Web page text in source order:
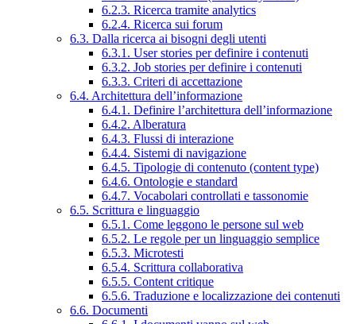
6.2.3. Ricerca tramite analytics
6.2.4. Ricerca sui forum
6.3. Dalla ricerca ai bisogni degli utenti
6.3.1. User stories per definire i contenuti
6.3.2. Job stories per definire i contenuti
6.3.3. Criteri di accettazione
6.4. Architettura dell’informazione
6.4.1. Definire l’architettura dell’informazione
6.4.2. Alberatura
6.4.3. Flussi di interazione
6.4.4. Sistemi di navigazione
6.4.5. Tipologie di contenuto (content type)
6.4.6. Ontologie e standard
6.4.7. Vocabolari controllati e tassonomie
6.5. Scrittura e linguaggio
6.5.1. Come leggono le persone sul web
6.5.2. Le regole per un linguaggio semplice
6.5.3. Microtesti
6.5.4. Scrittura collaborativa
6.5.5. Content critique
6.5.6. Traduzione e localizzazione dei contenuti
6.6. Documenti